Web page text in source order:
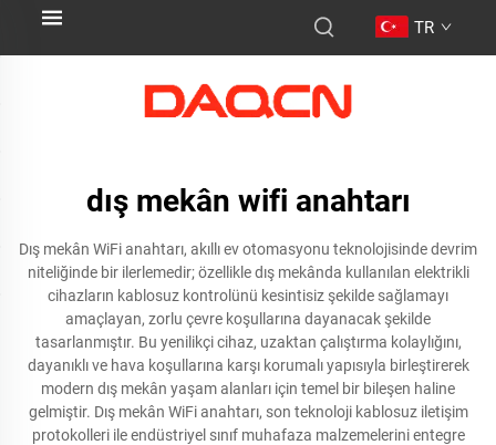
TR
dış mekân wifi anahtarı
Dış mekân WiFi anahtarı, akıllı ev otomasyonu teknolojisinde devrim
niteliğinde bir ilerlemedir; özellikle dış mekânda kullanılan elektrikli
cihazların kablosuz kontrolünü kesintisiz şekilde sağlamayı
amaçlayan, zorlu çevre koşullarına dayanacak şekilde
tasarlanmıştır. Bu yenilikçi cihaz, uzaktan çalıştırma kolaylığını,
dayanıklı ve hava koşullarına karşı korumalı yapısıyla birleştirerek
modern dış mekân yaşam alanları için temel bir bileşen haline
gelmiştir. Dış mekân WiFi anahtarı, son teknoloji kablosuz iletişim
protokolleri ile endüstriyel sınıf muhafaza malzemelerini entegre